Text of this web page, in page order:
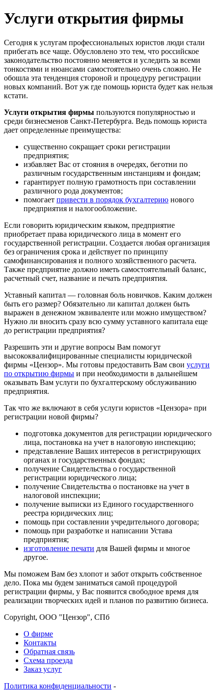
Услуги открытия фирмы
Сегодня к услугам профессиональных юристов люди стали
прибегать все чаще. Обусловлено это тем, что российское
законодательство постоянно меняется и уследить за всеми
тонкостями и нюансами самостоятельно очень сложно. Не
обошла эта тенденция стороной и процедуру регистрации
новых компаний. Вот уж где помощь юриста будет как нельзя
кстати.
Услуги открытия фирмы пользуются популярностью и
среди бизнесменов Санкт-Петербурга. Ведь помощь юриста
дает определенные преимущества:
существенно сокращает сроки регистрации
предприятия;
избавляет Вас от стояния в очередях, беготни по
различным государственным инстанциям и фондам;
гарантирует полную грамотность при составлении
различного рода документов;
помогает привести в порядок бухгалтерию нового
предприятия и налогообложение.
Если говорить юридическим языком, предприятие
приобретает права юридического лица в момент его
государственной регистрации. Создается любая организация
без ограничения срока и действует по принципу
самофинансирования и полного хозяйственного расчета.
Также предприятие должно иметь самостоятельный баланс,
расчетный счет, название и печать предприятия.
Уставный капитал — головная боль новичков. Каким должен
быть его размер? Обязательно ли капитал должен быть
выражен в денежном эквиваленте или можно имуществом?
Нужно ли вносить сразу всю сумму уставного капитала еще
до регистрации предприятия?
Разрешить эти и другие вопросы Вам помогут
высококвалифицированные специалисты юридической
фирмы «Цензор». Мы готовы предоставить Вам свои услуги
по открытию фирмы и при необходимости в дальнейшем
оказывать Вам услуги по бухгалтерскому обслуживанию
предприятия.
Так что же включают в себя услуги юристов «Цензора» при
регистрации новой фирмы?
подготовка документов для регистрации юридического
лица, постановка на учет в налоговую инспекцию;
представление Ваших интересов в регистрирующих
органах и государственных фондах;
получение Свидетельства о государственной
регистрации юридического лица;
получение Свидетельства о постановке на учет в
налоговой инспекции;
получение выписки из Единого государственного
реестра юридических лиц;
помощь при составлении учредительного договора;
помощь при разработке и написании Устава
предприятия;
изготовление печати для Вашей фирмы и многое
другое.
Мы поможем Вам без хлопот и забот открыть собственное
дело. Пока мы будем заниматься самой процедурой
регистрации фирмы, у Вас появится свободное время для
реализации творческих идей и планов по развитию бизнеса.
Copyright, ООО "Цензор", СПб
О фирме
Контакты
Обратная связь
Схема проезда
Заказ услуг
Политика конфиденциальности -